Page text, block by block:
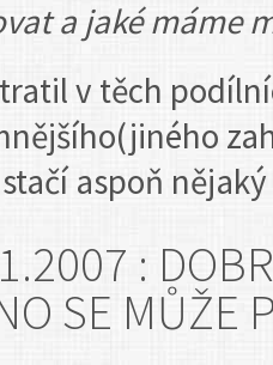
a jaké máme
v těch
aspoň
:
SE MŮŽE